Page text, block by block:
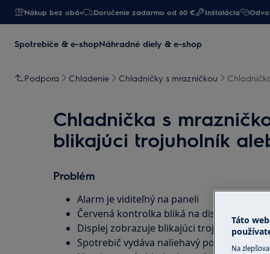
Nákup bez obáv Doručenie zadarmo od 60 € Inštalácia
Spotrebiče & e-shopNáhradné diely & e-shop
Podpora Chladenie Chladničky s mrazničkou
Chladnička s
blikajúci trojuholník
Problém
Alarm je viditeľný na paneli
Červená kontrolka bliká na displeji
Displej zobrazuje blikajúci trojuholník
Spotrebič vydáva naliehavý poruchový
Táto
Na